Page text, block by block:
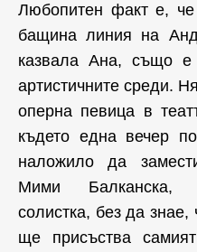
Любопитен факт е,
бащина линия на
казвала Ана, също е
артистичните среди.
оперна певица в
където една вечер
наложило да
Мими Балканска,
солистка, без да знае,
ще присъства